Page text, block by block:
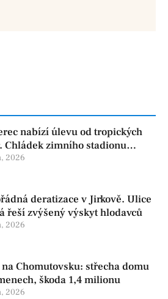
nabízí úlevu od tropických
Chládek zimního stadionu
seniorům i nemocným
2026
deratizace v Jirkově. Ulice
řeší zvýšený výskyt hlodavců
2026
na Chomutovsku: střecha domu
škoda 1,4 milionu
2026